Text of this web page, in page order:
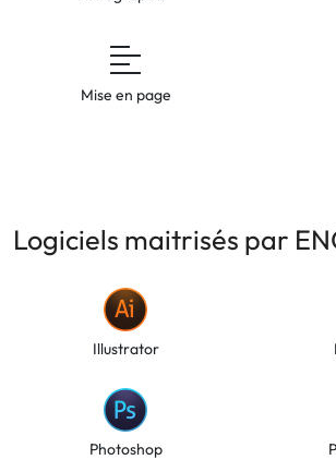
Mise en page
Logiciels maitrisés par
Illustrator
Photoshop